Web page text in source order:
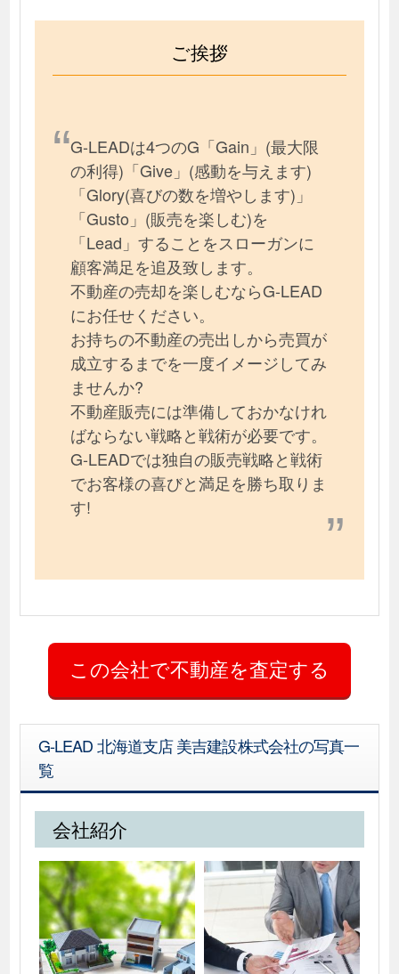
ご挨拶
G-LEADは4つのG「Gain」(最大限
の利得)「Give」(感動を与えます)
「Glory(喜びの数を増やします)」
「Gusto」(販売を楽しむ)を
「Lead」することをスローガンに
顧客満足を追及致します。
不動産の売却を楽しむならG-LEAD
にお任せください。
お持ちの不動産の売出しから売買が
成立するまでを一度イメージしてみ
ませんか?
不動産販売には準備しておかなけれ
ばならない戦略と戦術が必要です。
G-LEADでは独自の販売戦略と戦術
でお客様の喜びと満足を勝ち取りま
す!
G-LEAD 北海道支店 美吉建設株式会社の写真一
覧
会社紹介